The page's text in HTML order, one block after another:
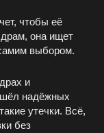
чтобы её
она ищет
выбором.
и
надёжных
утечки. Всё,
без